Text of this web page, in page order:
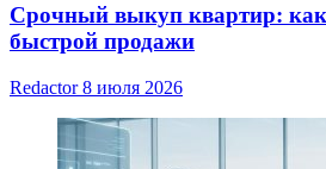
Срочный выкуп квартир: как
быстрой продажи
Redactor8 июля 2026